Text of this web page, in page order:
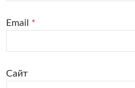
Email *
Сайт